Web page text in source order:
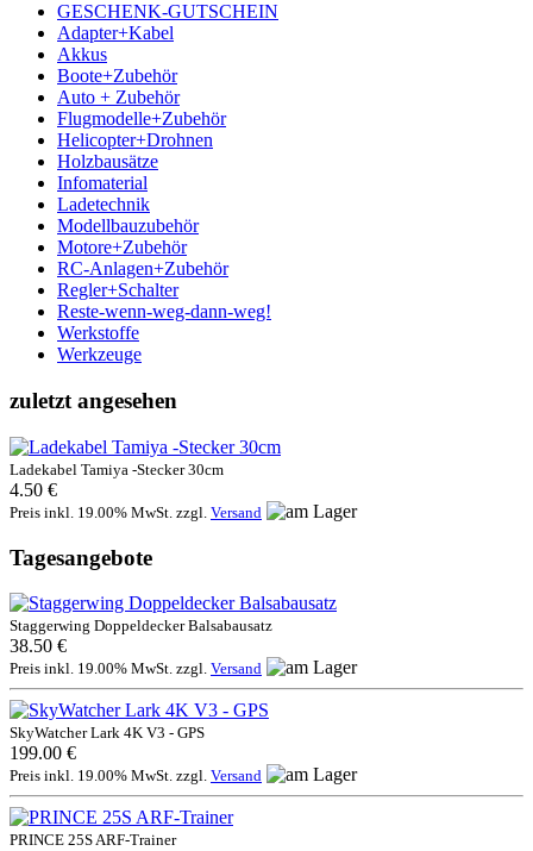
GESCHENK-GUTSCHEIN
Adapter+Kabel
Akkus
Boote+Zubehör
Auto + Zubehör
Flugmodelle+Zubehör
Helicopter+Drohnen
Holzbausätze
Infomaterial
Ladetechnik
Modellbauzubehör
Motore+Zubehör
RC-Anlagen+Zubehör
Regler+Schalter
Reste-wenn-weg-dann-weg!
Werkstoffe
Werkzeuge
zuletzt angesehen
Ladekabel Tamiya -Stecker 30cm
4.50 €
Preis inkl. 19.00% MwSt. zzgl. Versand
Tagesangebote
Staggerwing Doppeldecker Balsabausatz
38.50 €
Preis inkl. 19.00% MwSt. zzgl. Versand
SkyWatcher Lark 4K V3 - GPS
199.00 €
Preis inkl. 19.00% MwSt. zzgl. Versand
PRINCE 25S ARF-Trainer